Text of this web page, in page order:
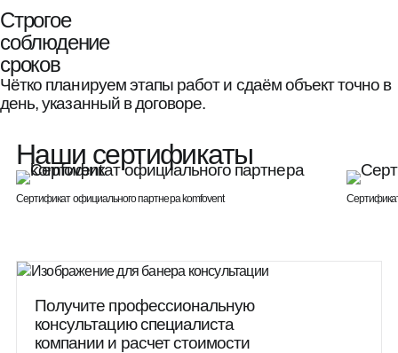
Строгое
соблюдение
сроков
Чётко планируем этапы работ и сдаём объект точно в
день, указанный в договоре.
Наши сертификаты
Сертификат официального партнера komfovent
Получите профессиональную
консультацию специалиста
компании и расчет стоимости